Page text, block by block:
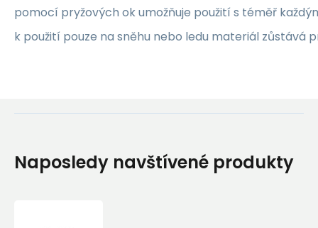
pomocí pryžových ok umožňuje použití s téměř
k použití pouze na sněhu nebo ledu materiál zůstává
Naposledy navštívené produkty